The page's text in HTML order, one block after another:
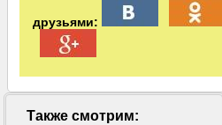
друзьями:
Также смотрим: